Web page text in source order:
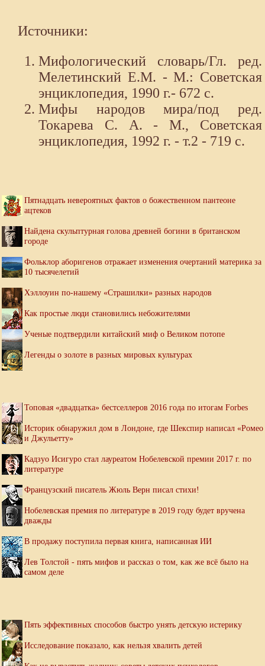
Источники:
Мифологический словарь/Гл. ред.
Мелетинский Е.М. - М.: Советская
энциклопедия, 1990 г.- 672 с.
Мифы народов мира/под ред.
Токарева С. А. - М., Советская
энциклопедия, 1992 г. - т.2 - 719 с.
Пятнадцать невероятных фактов о божественном пантеоне
ацтеков
Найдена скульптурная голова древней богини в британском
городе
Фольклор аборигенов отражает изменения очертаний материка за
10 тысячелетий
Хэллоуин по-нашему «Страшилки» разных народов
Как простые люди становились небожителями
Ученые подтвердили китайский миф о Великом потопе
Легенды о золоте в разных мировых культурах
Топовая «двадцатка» бестселлеров 2016 года по итогам Forbes
Историк обнаружил дом в Лондоне, где Шекспир написал «Ромео
и Джульетту»
Кадзуо Исигуро стал лауреатом Нобелевской премии 2017 г. по
литературе
Французский писатель Жюль Верн писал стихи!
Нобелевская премия по литературе в 2019 году будет вручена
дважды
В продажу поступила первая книга, написанная ИИ
Лев Толстой - пять мифов и рассказ о том, как же всё было на
самом деле
Пять эффективных способов быстро унять детскую истерику
Исследование показало, как нельзя хвалить детей